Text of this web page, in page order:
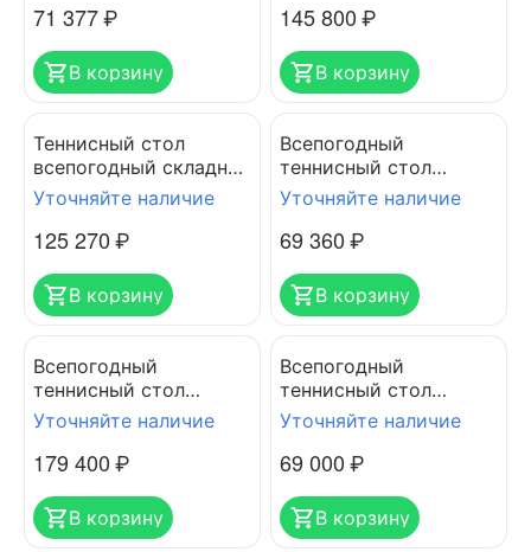
5мм
71 377₽
В корзину
7мм
145 800₽
В корзину
Теннисный стол
всепогодный складной
CORNILLEAU SPORT
6мм
Уточняйте наличие
125 270₽
В корзину
Всепогодный
теннисный стол
CORNILLEAU SPORT
Уточняйте наличие
69 360₽
В корзину
Всепогодный
теннисный стол
CORNILLEAU 540M
серый
Уточняйте наличие
179 400₽
В корзину
Всепогодный
теннисный стол
CORNILLEAU VITAMIN
pink)
Уточняйте наличие
69 000₽
В корзину